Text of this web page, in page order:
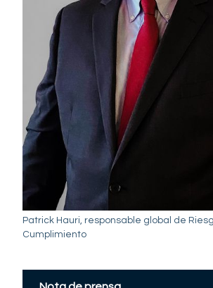
Patrick Hauri, responsable global de
Cumplimiento